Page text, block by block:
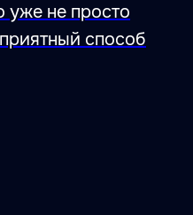
уже не просто
способ